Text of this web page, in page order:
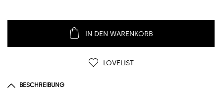
IN DEN WARENKORB
LOVELIST
BESCHREIBUNG